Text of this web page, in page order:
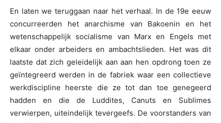
En laten we teruggaan naar het verhaal. In de 19e eeuw
concurreerden het anarchisme van Bakoenin en het
wetenschappelijk socialisme van Marx en Engels met
elkaar onder arbeiders en ambachtslieden. Het was dit
laatste dat zich geleidelijk aan aan hen opdrong toen ze
geïntegreerd werden in de fabriek waar een collectieve
werkdiscipline heerste die ze tot dan toe genegeerd
hadden en die de Luddites, Canuts en Sublimes
verwierpen, uiteindelijk tevergeefs. De voorstanders van